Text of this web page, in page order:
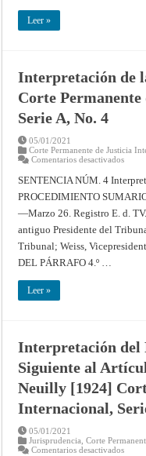
Leer »
Interpretación de
Corte
Serie A, No. 4
05/01/2021
Corte Permanente de Justicia
Comentarios desactivadosen
de
la
[1925]
Corte
de
SENTENCIA NÚM. 4
PROCEDIMIENTO
—Marzo 26. Registro E. d. TV.
antiguo Presidente del
Tribunal; Weiss,
DEL PÁRRAFO 4.º …
Leer »
Interpretación del
Siguiente al
Neuilly [1924]
Internacional,
05/01/2021
Jurisprudencia ,Corte
Comentarios desactivadosen